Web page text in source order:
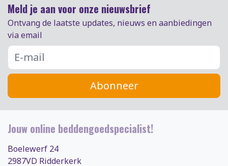
Meld je aan voor onze nieuwsbrief
Ontvang de laatste updates, nieuws en aanbiedingen
via email
Abonneer
Jouw online beddengoedspecialist!
Boelewerf 24
2987VD Ridderkerk